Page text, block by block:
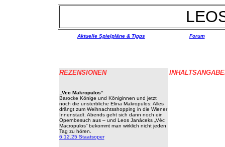
Aktuelle Spielpläne & Tipps Forum
REZENSIONEN
„Vec Makropulos“
Barocke Könige und Königinnen und jetzt
noch die unsterbliche Elina Makropulos: Alles
drängt zum Weihnachtsshopping in die Wiener
Innenstadt. Abends geht sich dann noch ein
Opernbesuch aus – und Leos Janàceks „Véc
Macropulos“ bekommt man wirklich nicht jeden
Tag zu hören.
6.12.25 Staatsoper